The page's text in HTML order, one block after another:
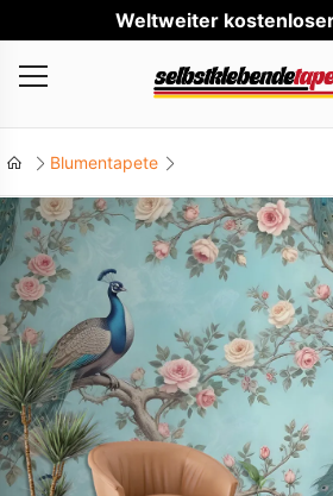
Weltweiter
Blumentapete